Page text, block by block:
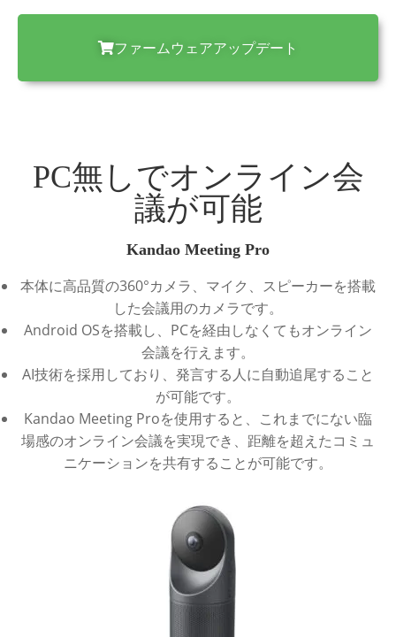
ファームウェアアップデート
PC無しでオンライン会
議が可能
Kandao Meeting Pro
本体に高品質の360°カメラ、マイク、スピーカーを搭載
した会議用のカメラです。
Android OSを搭載し、PCを経由しなくてもオンライン
会議を行えます。
AI技術を採用しており、発言する人に自動追尾すること
が可能です。
Kandao Meeting Proを使用すると、これまでにない臨
場感のオンライン会議を実現でき、距離を超えたコミュ
ニケーションを共有することが可能です。